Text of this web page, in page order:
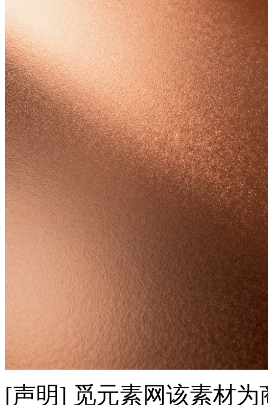
[声明] 觅元素网该素材